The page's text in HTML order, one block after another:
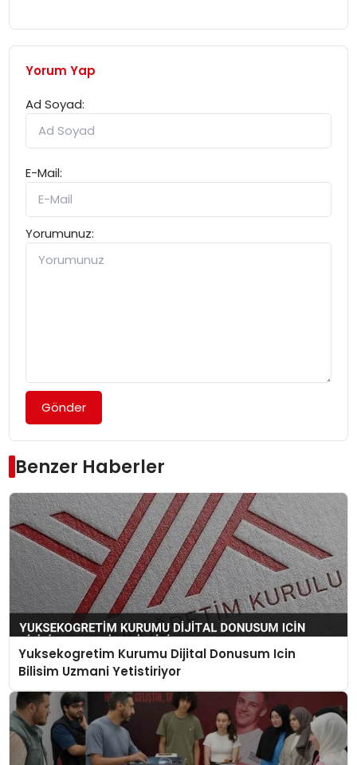
Yorum Yap
Ad Soyad:
E-Mail:
Yorumunuz:
Gönder
Benzer Haberler
Yuksekogretim Kurumu Dijital Donusum Icin
Bilisim Uzmani Yetistiriyor